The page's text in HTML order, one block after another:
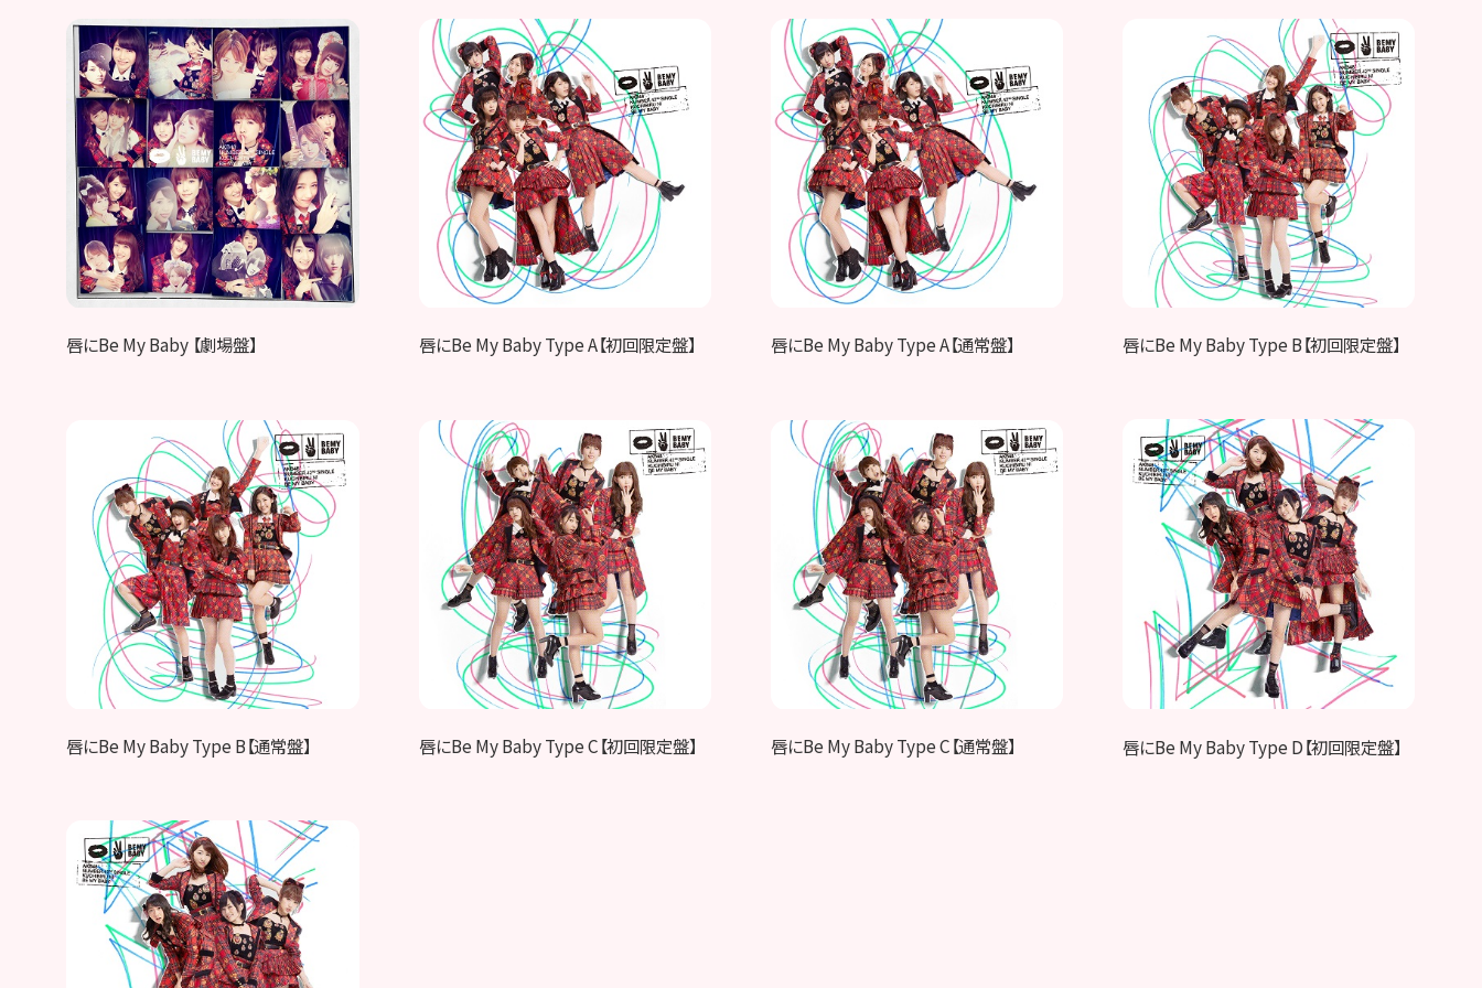
唇にBe My Baby 【劇場盤】 唇にBe My Baby Type A【初回限定盤】 唇にBe My Baby Type A【通常盤】 唇にBe My Baby Type B【初回限定盤】
唇にBe My Baby Type B【通常盤】 唇にBe My Baby Type C【初回限定盤】 唇にBe My Baby Type C【通常盤】 唇にBe My Baby Type D【初回限定盤】